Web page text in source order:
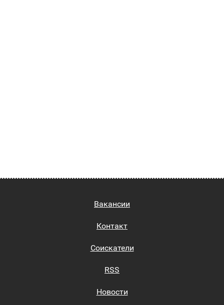
Вакансии
Контакт
Соискатели
RSS
Новости